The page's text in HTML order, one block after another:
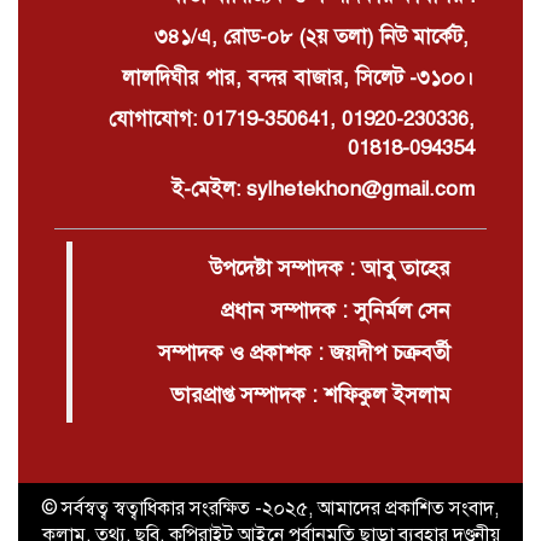
৩৪১/এ, রোড-০৮ (২য় তলা) নিউ মার্কেট,
লালদিঘীর পার, বন্দর বাজার, সিলেট -৩১০০।
যোগাযোগ: 01719-350641, 01920-230336,
01818-094354
ই-মেইল: sylhetekhon@gmail.com
উপদেষ্টা সম্পাদক : আবু তাহের
প্রধান সম্পাদক : সুনির্মল সেন
সম্পাদক ও প্রকাশক : জয়দীপ চক্রবর্তী
ভারপ্রাপ্ত সম্পাদক : শফিকুল ইসলাম
© সর্বস্বত্ব স্বত্বাধিকার সংরক্ষিত -২০২৫, আমাদের প্রকাশিত সংবাদ,
কলাম, তথ্য, ছবি, কপিরাইট আইনে পূর্বানুমতি ছাড়া ব্যবহার দণ্ডনীয়